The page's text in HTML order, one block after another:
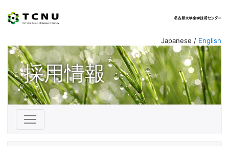
Japanese / English
採用情報